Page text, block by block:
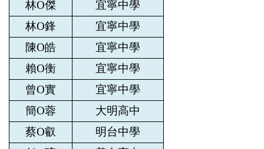
林O傑
宜寧中學
林O鋒
宜寧中學
陳O皓
宜寧中學
賴O衡
宜寧中學
曾O實
宜寧中學
簡O蓉
大明高中
蔡O叡
明台中學